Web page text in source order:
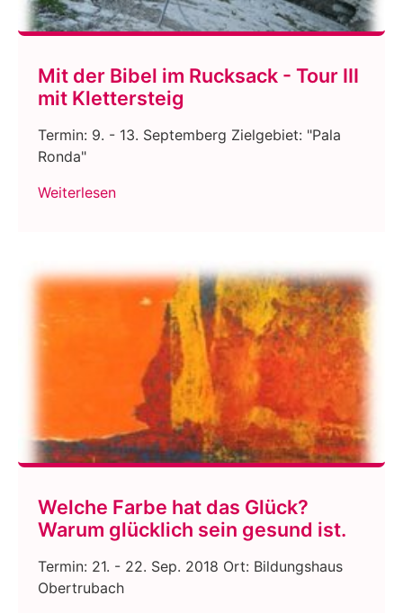
Mit der Bibel im Rucksack - Tour III
mit Klettersteig
Termin: 9. - 13. Septemberg Zielgebiet: "Pala
Ronda"
Weiterlesen
Welche Farbe hat das Glück?
Warum glücklich sein gesund ist.
Termin: 21. - 22. Sep. 2018 Ort: Bildungshaus
Obertrubach